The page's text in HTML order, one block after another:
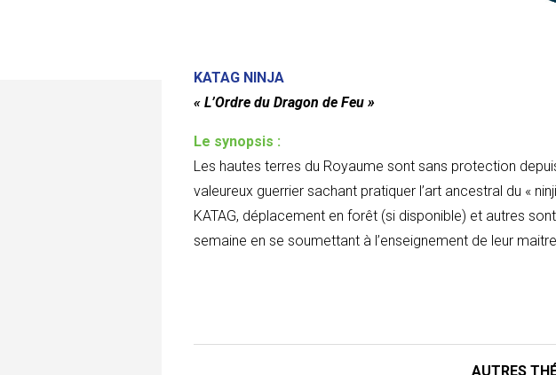
KATAG NINJA
« L’Ordre du Dragon de Feu »
Le synopsis :
Les hautes terres du Royaume sont sans protection
valeureux guerrier sachant pratiquer l’art ancestral du «
KATAG, déplacement en forêt (si disponible) et autres
semaine en se soumettant à l’enseignement de leur
AUTRES